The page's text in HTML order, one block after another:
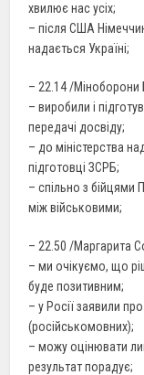
хвилює нас усіх;
– після США
надається Україні;
– 22.14 /Міноборони
– виробили і
передачі досвіду;
– до міністерства
підготовці ЗСРБ;
– спільно з бійцями
між військовими;
– 22.50 /Маргарита
– ми очікуємо, що
буде позитивним;
– у Росії заявили
(російськомовних);
– можу оцінювати
результат порадує;